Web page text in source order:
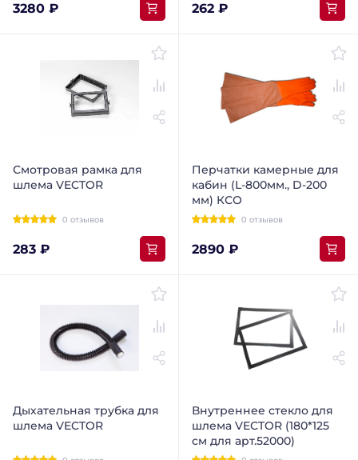
3280 ₽ 262 ₽
Смотровая рамка для
шлема VECTOR
0 отзывов
283 ₽
Перчатки камерные для
кабин (L-800мм., D-200
мм) КСО
0 отзывов
2890 ₽
Дыхательная трубка для
шлема VECTOR
Внутреннее стекло для
шлема VECTOR (180*125
см для арт.52000)